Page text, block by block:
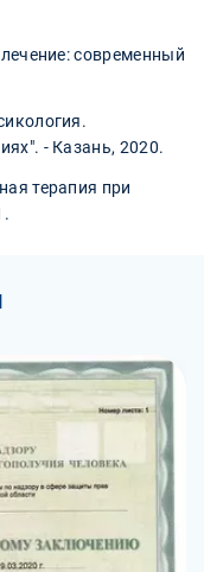
современный
- Казань, 2020.
терапия при